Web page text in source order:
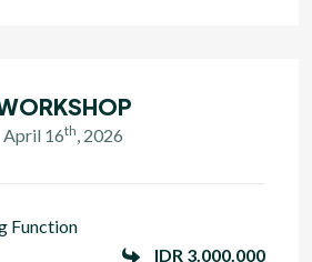
April 16th, 2026
Function
IDR 3.000.000